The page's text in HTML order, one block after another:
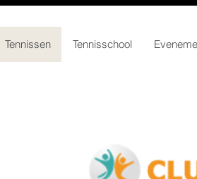
Tennissen Tennisschool